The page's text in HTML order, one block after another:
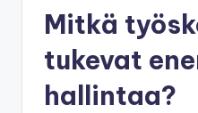
Mitkä
tukevat
hallintaa?